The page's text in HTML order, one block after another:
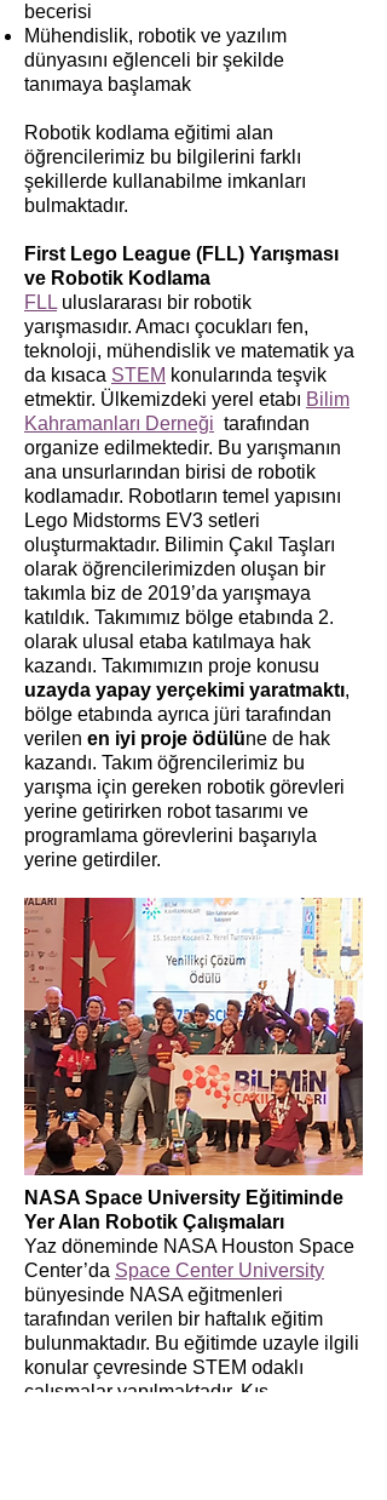
becerisi
Mühendislik, robotik ve yazılım
dünyasını eğlenceli bir şekilde
tanımaya başlamak
Robotik kodlama eğitimi alan
öğrencilerimiz bu bilgilerini farklı
şekillerde kullanabilme imkanları
bulmaktadır.
First Lego League (FLL) Yarışması
ve Robotik Kodlama
FLL uluslararası bir robotik
yarışmasıdır. Amacı çocukları fen,
teknoloji, mühendislik ve matematik ya
da kısaca STEM konularında teşvik
etmektir. Ülkemizdeki yerel etabı Bilim
Kahramanları Derneği tarafından
organize edilmektedir. Bu yarışmanın
ana unsurlarından birisi de robotik
kodlamadır. Robotların temel yapısını
Lego Midstorms EV3 setleri
oluşturmaktadır. Bilimin Çakıl Taşları
olarak öğrencilerimizden oluşan bir
takımla biz de 2019’da yarışmaya
katıldık. Takımımız bölge etabında 2.
olarak ulusal etaba katılmaya hak
kazandı. Takımımızın proje konusu
uzayda yapay yerçekimi yaratmaktı,
bölge etabında ayrıca jüri tarafından
verilen en iyi proje ödülüne de hak
kazandı. Takım öğrencilerimiz bu
yarışma için gereken robotik görevleri
yerine getirirken robot tasarımı ve
programlama görevlerini başarıyla
yerine getirdiler.
NASA Space University Eğitiminde
Yer Alan Robotik Çalışmaları
Yaz döneminde NASA Houston Space
Center’da Space Center University
bünyesinde NASA eğitmenleri
tarafından verilen bir haftalık eğitim
bulunmaktadır. Bu eğitimde uzayle ilgili
konular çevresinde STEM odaklı
çalışmalar yapılmaktadır. Kış